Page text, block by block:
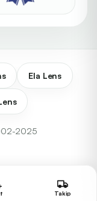
Ela Lens
2025
Takip